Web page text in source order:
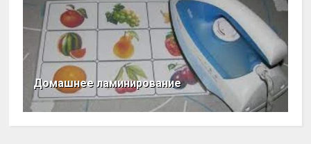
Домашнее ламинирование